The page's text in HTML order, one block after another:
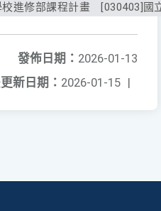
校進修部課程計畫 [030403]國
發佈日期： 2026-01-13
新日期： 2026-01-15 |